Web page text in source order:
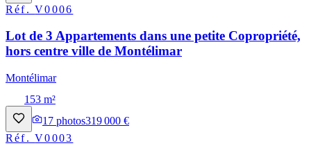
Réf.V0006
Lot de 3 Appartements dans une petite Copropriété,
hors centre ville de Montélimar
Montélimar
153 m²
17 photos319 000 €
Réf.V0003